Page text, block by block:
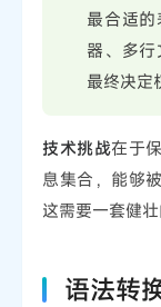
最合适
器、多
最终决定
技术挑战在于
息集合，能够
这需要一套健
语法转